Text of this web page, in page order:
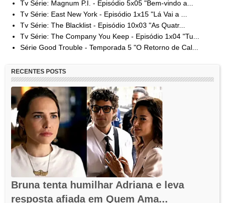
Tv Série: Magnum P.I. - Episódio 5x05 "Bem-vindo a...
Tv Série: East New York - Episódio 1x15 "Lá Vai a ...
Tv Série: The Blacklist - Episódio 10x03 "As Quatr...
Tv Série: The Company You Keep - Episódio 1x04 "Tu...
Série Good Trouble - Temporada 5 "O Retorno de Cal...
RECENTES POSTS
Bruna tenta humilhar Adriana e leva
resposta afiada em Quem Ama...